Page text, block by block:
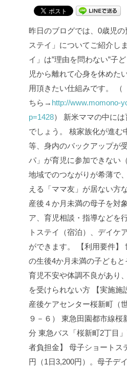
昨日のブログでは、0歳児
ステイ」についてご紹介しま
イ」は”理由を問わない”子
児から離れて心身を休めた
用頂きたい仕組みです。
（
ちら→ http://www.momono-
p=1428）
新米ママの中に
でしょう。
核家族化が進む
等、身内のバックアップが
パ」が育児に参加できない
地域でのつながりが希薄で
える「ママ友」が居ない方な
産後４か月未満の母子を対
ア、育児相談・指導などを
トステイ（宿泊）、デイケ
ができます。
【利用要件】
の生後4か月未満の子ども
育児不安や体調不良があり
を受けられない方 【実施施
産後ケアセンター桜新町（
９－６）
東急田園都市線桜
分 東急バス「桜新町2丁目
者負担金】
母子ショートス
円（1日3,200円）。母子デ